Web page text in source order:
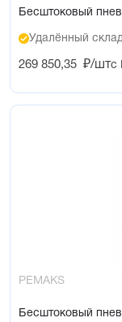
Бесштоковый
Удалённый
269 850,35 ₽/штс
PEMAKS
Бесштоковый